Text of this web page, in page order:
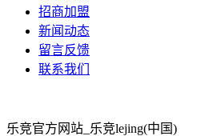
招商加盟
新闻动态
留言反馈
联系我们
乐竞官方网站_乐竞lejing(中国)